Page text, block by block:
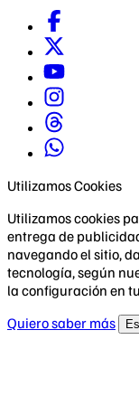
Utilizamos Cookies
Utilizamos cookies
entrega de publicidad, entre otras cosas. Si continúas
navegando el sitio, das tu consentimiento para utilizar
tecnología, según
la configuración en
Quiero saber más